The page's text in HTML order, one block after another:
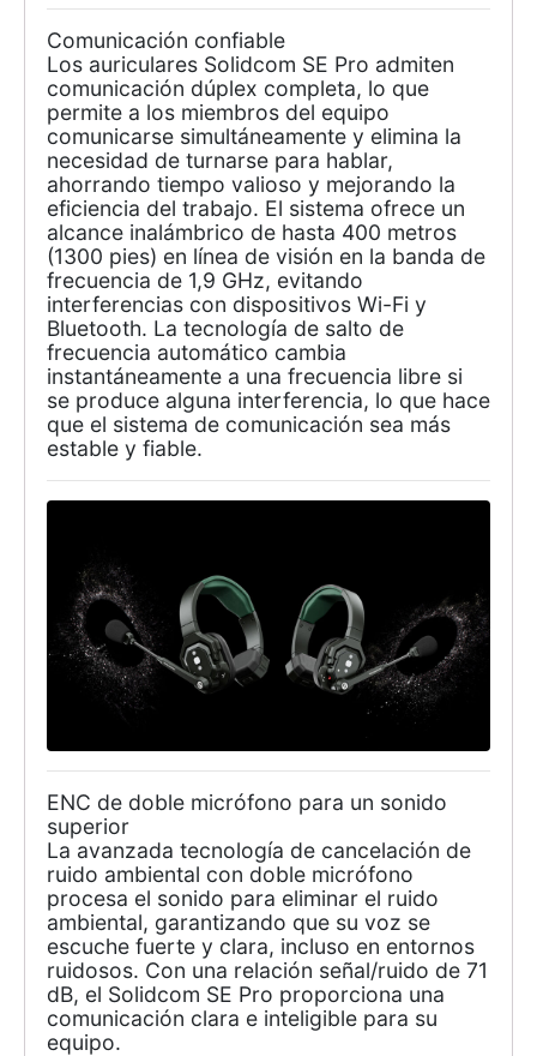
Comunicación confiable
Los auriculares Solidcom SE Pro admiten
comunicación dúplex completa, lo que
permite a los miembros del equipo
comunicarse simultáneamente y elimina la
necesidad de turnarse para hablar,
ahorrando tiempo valioso y mejorando la
eficiencia del trabajo. El sistema ofrece un
alcance inalámbrico de hasta 400 metros
(1300 pies) en línea de visión en la banda de
frecuencia de 1,9 GHz, evitando
interferencias con dispositivos Wi-Fi y
Bluetooth. La tecnología de salto de
frecuencia automático cambia
instantáneamente a una frecuencia libre si
se produce alguna interferencia, lo que hace
que el sistema de comunicación sea más
estable y fiable.
ENC de doble micrófono para un sonido
superior
La avanzada tecnología de cancelación de
ruido ambiental con doble micrófono
procesa el sonido para eliminar el ruido
ambiental, garantizando que su voz se
escuche fuerte y clara, incluso en entornos
ruidosos. Con una relación señal/ruido de 71
dB, el Solidcom SE Pro proporciona una
comunicación clara e inteligible para su
equipo.